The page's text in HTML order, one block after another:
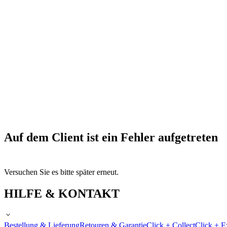
Auf dem Client ist ein Fehler aufgetreten
Versuchen Sie es bitte später erneut.
HILFE & KONTAKT
Bestellung & LieferungRetouren & GarantieClick + CollectClick +